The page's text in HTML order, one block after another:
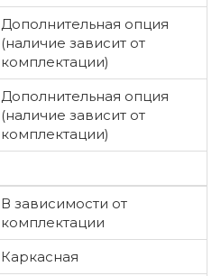
Дополнительная опция
(наличие зависит от
комплектации)
Дополнительная опция
(наличие зависит от
комплектации)
В зависимости от
комплектации
Каркасная